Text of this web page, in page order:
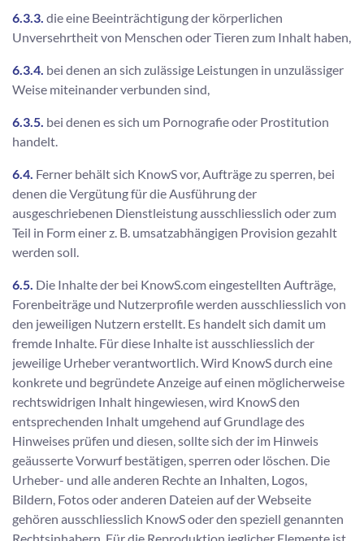
6.3.3. die eine Beeinträchtigung der körperlichen
Unversehrtheit von Menschen oder Tieren zum Inhalt haben,
6.3.4. bei denen an sich zulässige Leistungen in unzulässiger
Weise miteinander verbunden sind,
6.3.5. bei denen es sich um Pornografie oder Prostitution
handelt.
6.4. Ferner behält sich KnowS vor, Aufträge zu sperren, bei
denen die Vergütung für die Ausführung der
ausgeschriebenen Dienstleistung ausschliesslich oder zum
Teil in Form einer z. B. umsatzabhängigen Provision gezahlt
werden soll.
6.5. Die Inhalte der bei KnowS.com eingestellten Aufträge,
Forenbeiträge und Nutzerprofile werden ausschliesslich von
den jeweiligen Nutzern erstellt. Es handelt sich damit um
fremde Inhalte. Für diese Inhalte ist ausschliesslich der
jeweilige Urheber verantwortlich. Wird KnowS durch eine
konkrete und begründete Anzeige auf einen möglicherweise
rechtswidrigen Inhalt hingewiesen, wird KnowS den
entsprechenden Inhalt umgehend auf Grundlage des
Hinweises prüfen und diesen, sollte sich der im Hinweis
geäusserte Vorwurf bestätigen, sperren oder löschen. Die
Urheber- und alle anderen Rechte an Inhalten, Logos,
Bildern, Fotos oder anderen Dateien auf der Webseite
gehören ausschliesslich KnowS oder den speziell genannten
Rechtsinhabern. Für die Reproduktion jeglicher Elemente ist